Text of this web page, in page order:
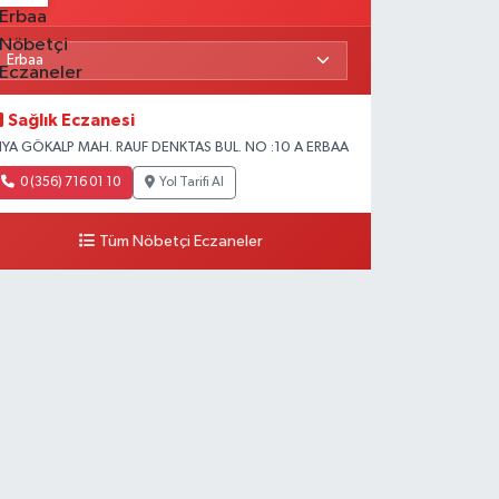
Sağlık Eczanesi
GÖKALP MAH. RAUF DENKTAS BUL. NO :10 A ERBAA
0 (356) 716 01 10 Yol Tarifi Al
Tüm Nöbetçi Eczaneler